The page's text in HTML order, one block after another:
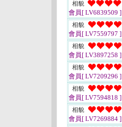
相貌
會員[ LV6839509 ]
相貌
會員[ LV7559797 ]
相貌
會員[ LV3897258 ]
相貌
會員[ LV7209296 ]
相貌
會員[ LV7594818 ]
相貌
會員[ LV7269884 ]